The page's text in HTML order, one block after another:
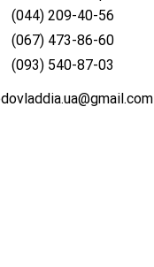
(044) 209-40-56
(067) 473-86-60
(093) 540-87-03